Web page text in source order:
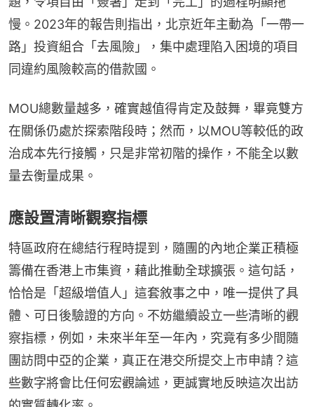
慢。2023年的報告則指出，北京近年主動為「一帶一
路」投資組合「去風險」，集中處理陷入困境的項目
同違約風險較高的借款國。
MOU總數量越多，確實越值得肯定及鼓舞，畢竟雙方
在關係仍處於探索階段時；然而，以MOU等較低的政
治成本先行接觸，只是非常初階的操作，不能全以數
量去衡量成果。
應設置清晰觀察指標
特區政府在總結行程時提到，隨團的內地企業正積極
籌備在香港上市集資，藉此推動全球擴張。這句話，
恰恰是「超級增值人」這套敘事之中，唯一提供了具
體、可日後驗證的方向。不妨繼續設立一些清晰的觀
察指標，例如，未來半年至一年內，究竟有多少間隨
團訪問中亞的企業，真正在港交所提交上市申請？這
些數字將會比任何宏觀論述，更誠實地反映這次出訪